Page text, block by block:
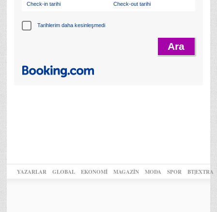
Check-in tarihi Check-out tarihi
Tarihlerim daha kesinleşmedi
YAZARLAR GLOBAL EKONOMİ MAGAZİN MODA SPOR BT|EXTRA